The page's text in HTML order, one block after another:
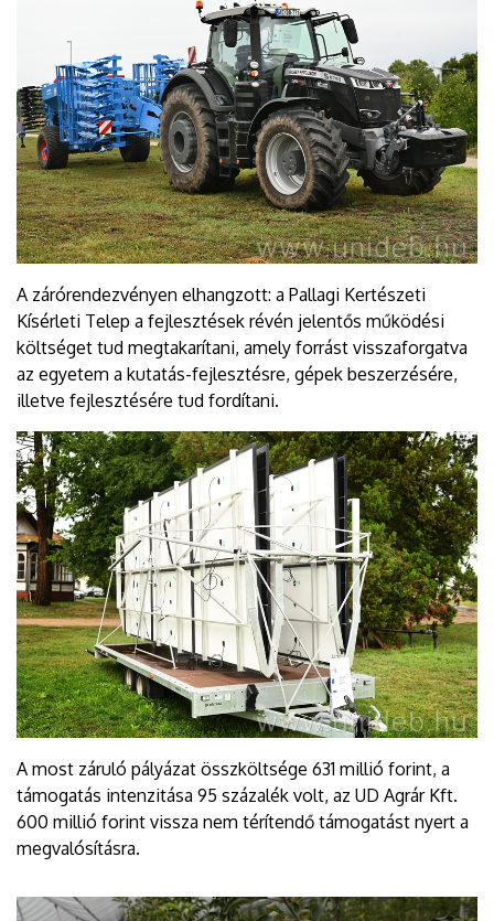
A zárórendezvényen elhangzott: a Pallagi Kertészeti
Kísérleti Telep a fejlesztések révén jelentős működési
költséget tud megtakarítani, amely forrást visszaforgatva
az egyetem a kutatás-fejlesztésre, gépek beszerzésére,
illetve fejlesztésére tud fordítani.
A most záruló pályázat összköltsége 631 millió forint, a
támogatás intenzitása 95 százalék volt, az UD Agrár Kft.
600 millió forint vissza nem térítendő támogatást nyert a
megvalósításra.